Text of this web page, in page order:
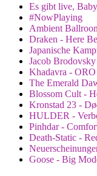
Es gibt live,
#NowPlaying
Ambient
Draken - Here
Japanische
Jacob
Khadavra - ORO
The Emerald
Blossom Cult -
Kronstad 23 -
HULDER -
Pinhdar -
Death-Static -
Goose - Big